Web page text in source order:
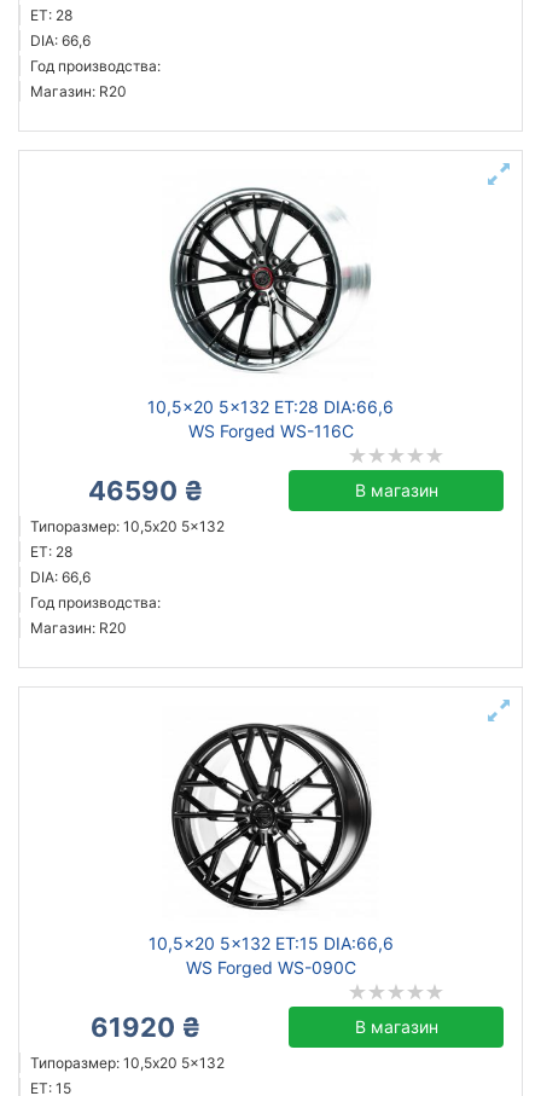
ET: 28
DIA: 66,6
Год производства:
Магазин: R20
10,5x20 5x132 ET:28 DIA:66,6
WS Forged WS-116C
46590 ₴ В магазин
Типоразмер: 10,5x20 5x132
ET: 28
DIA: 66,6
Год производства:
Магазин: R20
10,5x20 5x132 ET:15 DIA:66,6
WS Forged WS-090C
61920 ₴ В магазин
Типоразмер: 10,5x20 5x132
ET: 15